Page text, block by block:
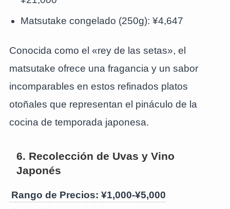
Matsutake congelado (250g): ¥4,647
Conocida como el «rey de las setas», el
matsutake ofrece una fragancia y un sabor
incomparables en estos refinados platos
otoñales que representan el pináculo de la
cocina de temporada japonesa.
6. Recolección de Uvas y Vino
Japonés
Rango de Precios: ¥1,000-¥5,000